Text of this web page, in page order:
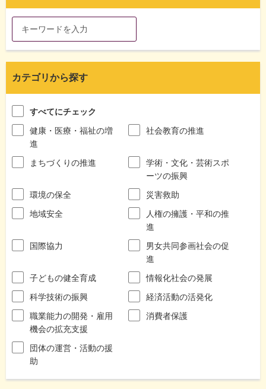
カテゴリから探す
すべてにチェック
健康・医療・福祉の増
進
社会教育の推進
まちづくりの推進
学術・文化・芸術スポ
ーツの振興
環境の保全
災害救助
地域安全
人権の擁護・平和の推
進
国際協力
男女共同参画社会の促
進
子どもの健全育成
情報化社会の発展
科学技術の振興
経済活動の活発化
職業能力の開発・雇用
機会の拡充支援
消費者保護
団体の運営・活動の援
助